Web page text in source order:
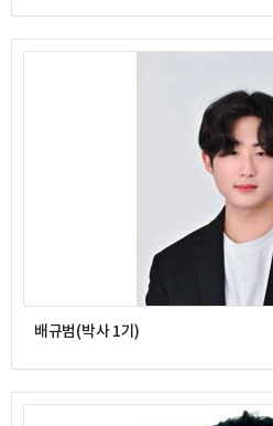
배규범(박사 1기)